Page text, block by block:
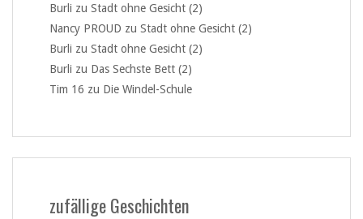
Burli zu Stadt ohne Gesicht (2)
Nancy PROUD zu Stadt ohne Gesicht (2)
Burli zu Stadt ohne Gesicht (2)
Burli zu Das Sechste Bett (2)
Tim 16 zu Die Windel-Schule
zufällige Geschichten